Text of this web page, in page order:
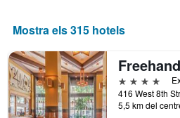
Mostra els 315 hotels
4 estrelles
5,5 km del